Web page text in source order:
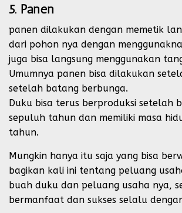
5. Panen
panen dilakukan dengan memetik
dari pohon nya dengan
juga bisa langsung menggunakan
Umumnya panen bisa dilakukan
setelah batang berbunga.
Duku bisa terus berproduksi setelah
sepuluh tahun dan memiliki masa
tahun.
Mungkin hanya itu saja yang bisa
bagikan kali ini tentang peluang
buah duku dan peluang usaha nya,
bermanfaat dan sukses selalu